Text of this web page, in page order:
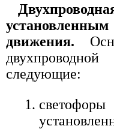
движения.
следующие: